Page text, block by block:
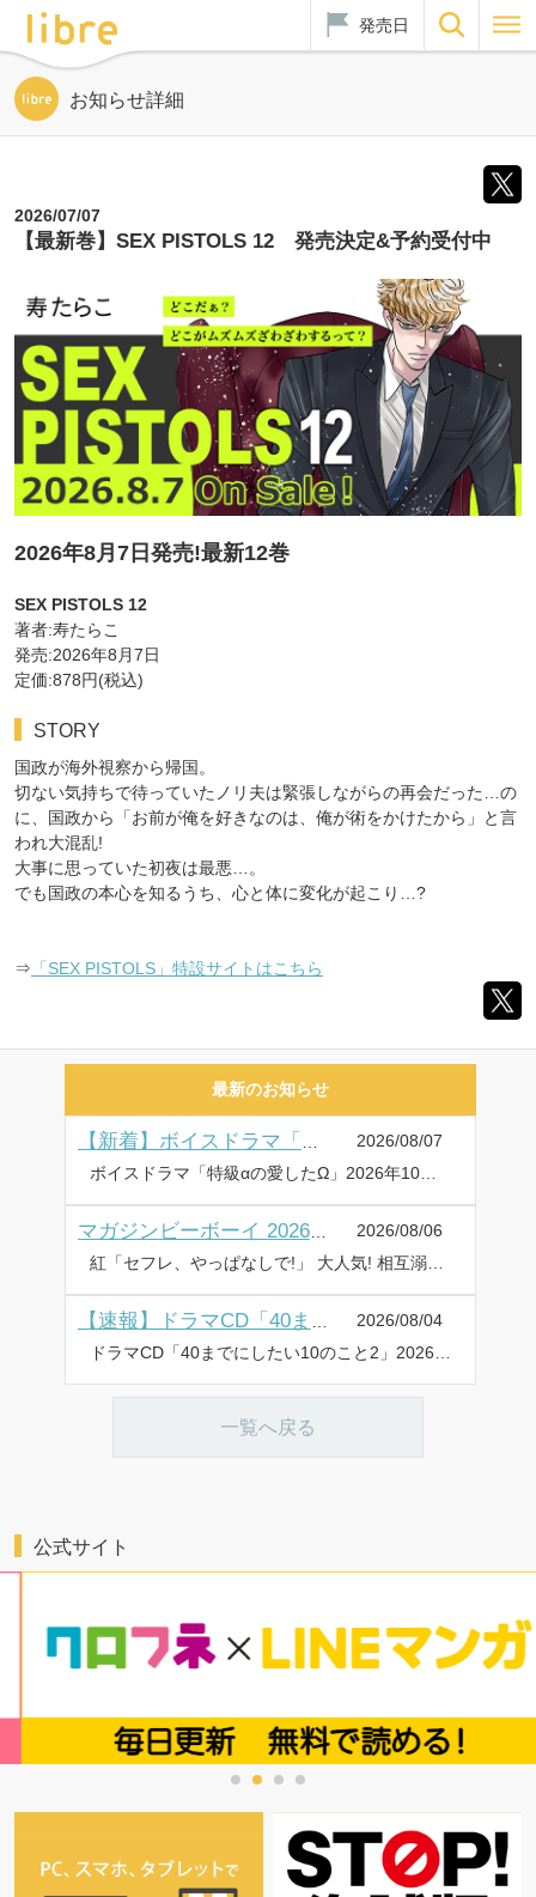
発売日
お知らせ詳細
2026/07/07
【最新巻】SEX PISTOLS 12 発売決定&予約受付中
2026年8月7日発売!最新12巻
SEX PISTOLS 12
著者:寿たらこ
発売:2026年8月7日
定価:878円(税込)
STORY
国政が海外視察から帰国。
切ない気持ちで待っていたノリ夫は緊張しながらの再会だった…の
に、国政から「お前が俺を好きなのは、俺が術をかけたから」と言
われ大混乱!
大事に思っていた初夜は最悪…。
でも国政の本心を知るうち、心と体に変化が起こり…?
⇒ 「SEX PISTOLS」特設サイトはこちら
最新のお知らせ
2026/08/07
ボイスドラマ「特級αの愛したΩ」2026年10月28日に発売・配信! ✼••┈┈••✼••┈┈••✼••┈┈••✼••┈┈••✼ ・試聴動画を公開! ・キャストインタビュー&写真を公開! ・特典画像を公開! ✼••┈┈••✼••┈┈••✼••┈┈••✼••┈┈••✼ 神波アユミ描き下ろし12Pマンガが読める【ボイスドラマ(シリアルコード入りマンガ小冊子版)】で登場! 幸福と葛藤のオメガバース! ボイスドラマ「特級αの愛したΩ」が、2026年10月28日に発売&配信! 試聴公開 【出演:鈴木崚汰・坂田将吾】 ⇒PV&試聴動画一覧はこちら キャストインタビュー&写真 【キャスト:鈴木崚汰・坂田将吾】 ⇒キャストインタビュー&写真はこちら 特典画像公開 ⇒特典情報はこちら 商品情報 『俺はもう――二度とお前を失くしたくない』 知性、能力が究極に秀でた【特級α】の有磨礼は、どこへ行っても注目の的で、女の子たちや世間から、いつも追いかけ回されている。そんな彼が唯一、普通の高校生に戻れる時間を、同級生の大関司がくれた。絵本作家になる夢を持ち、いつもひとり美術室で絵を描いている司の傍で、たわいもない話をしながら2人きりの甘い時間は過ぎていく。そんなある日、司にヒートが来て、司がΩだと初めて知った礼は…。──突然の別れと空白の10年が過ぎ、2人は再会する。幸福と葛藤のオメガバース! 神波アユミ描き下ろし12Pマンガが読める【ボイスドラマ(シリアルコード入りマンガ小冊子版)】で登場! 各配信サイトで【配信版】も同日販売♪ 神波アユミ 有磨 礼:鈴木崚汰 大関 司:坂田将吾 2026年10月28日(水) ☆選べる2タイプで販売! 予約受付開始☆ ◆シリアルコード入りマンガ小冊子版◆ 仕様:シリアルコード入り描き下ろしマンガ小冊子/価格:4,620円(税込) ◆配信版◆ 配信サイト:ポケットドラマCD、DLsiteがるまに、アニメイト通販、Renta!、honto ⇒詳しくはコチラ フェア&キャンペーン(配信版は対象外) ・アニメイト 早期予約特典 2026年9月14日(月)までにご予約した方、全員に「ブロマイド」をプレゼント ・コミコミスタジオ 早期予約特典 2026年9月14日(月)までにご予約した方、全員に「チェキ風ミニイラストカード」をプレゼント ・アニメイト通販 予約キャンペーン 2026年10月21日(水)までにご予約した方から抽選で「サイン色紙」をプレゼント ・コミコミスタジオ 予約キャンペーン 2026年9月14日(月)までにご予約した方から抽選で「サイン色紙」をプレゼント 詳しくは⇒ボイスドラマ「特級αの愛したΩ」特設サイト
マガジンビーボーイ 2026年9月号 ラインナップ・チラ見せアップ
2026/08/06
紅「セフレ、やっぱなしで!」 大人気! 相互溺愛青春譚、連載再開♡ 表紙イラストの図書カード(500円分)やQUOカード(1,000円分)プレゼントも!! 巻末アンケートハガキもしくはWEBアンケートにてご応募いただけます♥ MAGAZINE BE×BOY 2026年9月号 発売日:2026年8月6日 定価:935円(税込) 表紙:紅 ラインナップ 紅、いちかわ壱、竹竜サン太、御自愛、CTK、茂こつ、田中鈴木、楢島さち、喃喃、ねこ田米蔵、ハシモトミツ、榛名ハル、豆田サブロー、三日ミタ、美山薫子、ヤナギダ、りちゃ、ろじ 豪華執筆陣!! ⇒BE・BOY GOLD 2026年9月号 ラインナップ・チラ見せはこちら
2026/08/04
一覧へ戻る
公式サイト